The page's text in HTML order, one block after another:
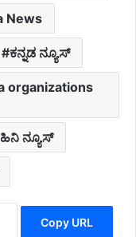
News
ಕನ್ನಡ ನ್ಯೂಸ್
organizations
ನ್ಯೂಸ್
Copy URL